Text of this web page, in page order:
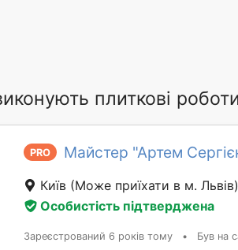
плиткові роботи
PRO Майстер "Артем
Київ (Може приїхати в м. Львів)
Особистість підтверджена
Зареєстрований 6 років тому • Був на